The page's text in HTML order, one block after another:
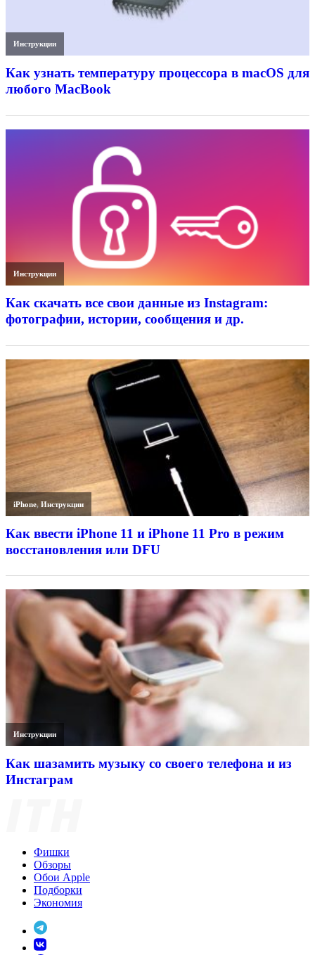
Инструкции
Как узнать температуру процессора в macOS для
любого MacBook
Инструкции
Как скачать все свои данные из Instagram:
фотографии, истории, сообщения и др.
iPhone,Инструкции
Как ввести iPhone 11 и iPhone 11 Pro в режим
восстановления или DFU
Инструкции
Как шазамить музыку со своего телефона и из
Инстаграм
Фишки
Обзоры
Обои Apple
Подборки
Экономия